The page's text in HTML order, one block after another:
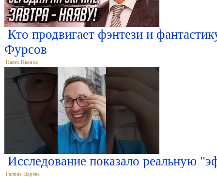
Кто продвигает фэнтези и
Фурсов
Павел Иванов
Исследование показало реальную
Галина Царёва